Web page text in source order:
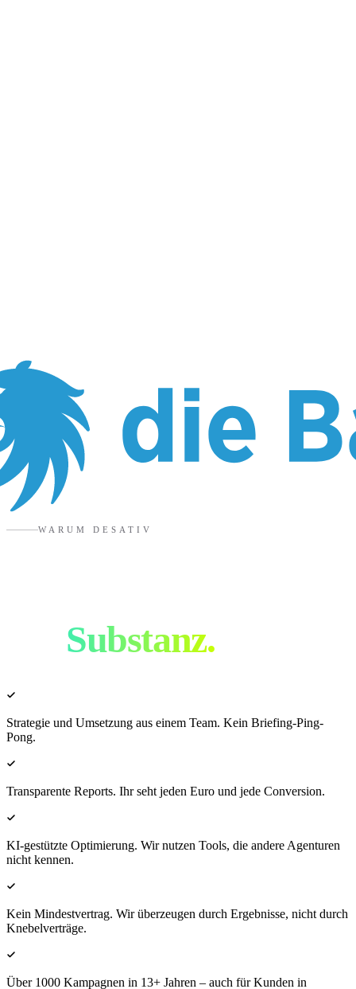
WARUM DESATIV
Substanz.
Strategie und Umsetzung aus einem Team. Kein Briefing-Ping-
Pong.
Transparente Reports. Ihr seht jeden Euro und jede Conversion.
KI-gestützte Optimierung. Wir nutzen Tools, die andere Agenturen
nicht kennen.
Kein Mindestvertrag. Wir überzeugen durch Ergebnisse, nicht durch
Knebelverträge.
Über 1000 Kampagnen in 13+ Jahren – auch für Kunden in